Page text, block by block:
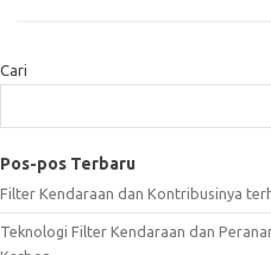
Cari
Pos-pos Terbaru
Filter Kendaraan dan Kontribusinya
Teknologi Filter Kendaraan dan